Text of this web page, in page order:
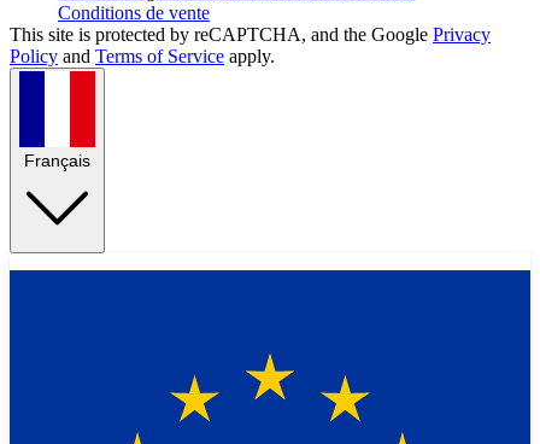
Conditions de vente
This site is protected by reCAPTCHA, and the Google Privacy
Policy and Terms of Service apply.
Français